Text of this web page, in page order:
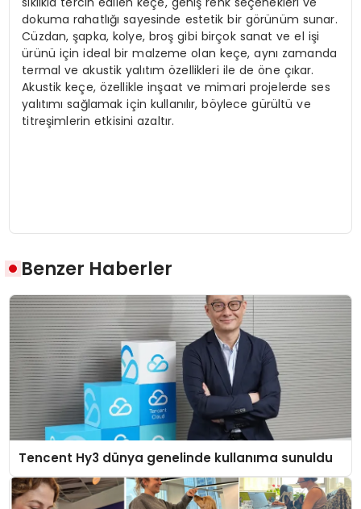
dokuma rahatlığı sayesinde estetik bir görünüm sunar.
Cüzdan, şapka, kolye, broş gibi birçok sanat ve el işi
ürünü için ideal bir malzeme olan keçe, aynı zamanda
termal ve akustik yalıtım özellikleri ile de öne çıkar.
Akustik keçe, özellikle inşaat ve mimari projelerde ses
yalıtımı sağlamak için kullanılır, böylece gürültü ve
titreşimlerin etkisini azaltır.
Benzer Haberler
Tencent Hy3 dünya genelinde kullanıma sunuldu